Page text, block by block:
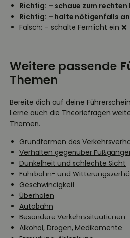
Richtig: – schaue zum rechten
Richtig: – halte nötigenfalls an
Falsch: – schalte Fernlicht ein ❌
Weitere passende
Themen
Bereite dich auf deine
Lerne auch die Theoriefragen
Themen.
Grundformen des
Verhalten gegenüber
Dunkelheit und schlechte Sicht
Fahrbahn- und
Geschwindigkeit
Überholen
Autobahn
Besondere Verkehrssituationen
Alkohol, Drogen, Medikamente